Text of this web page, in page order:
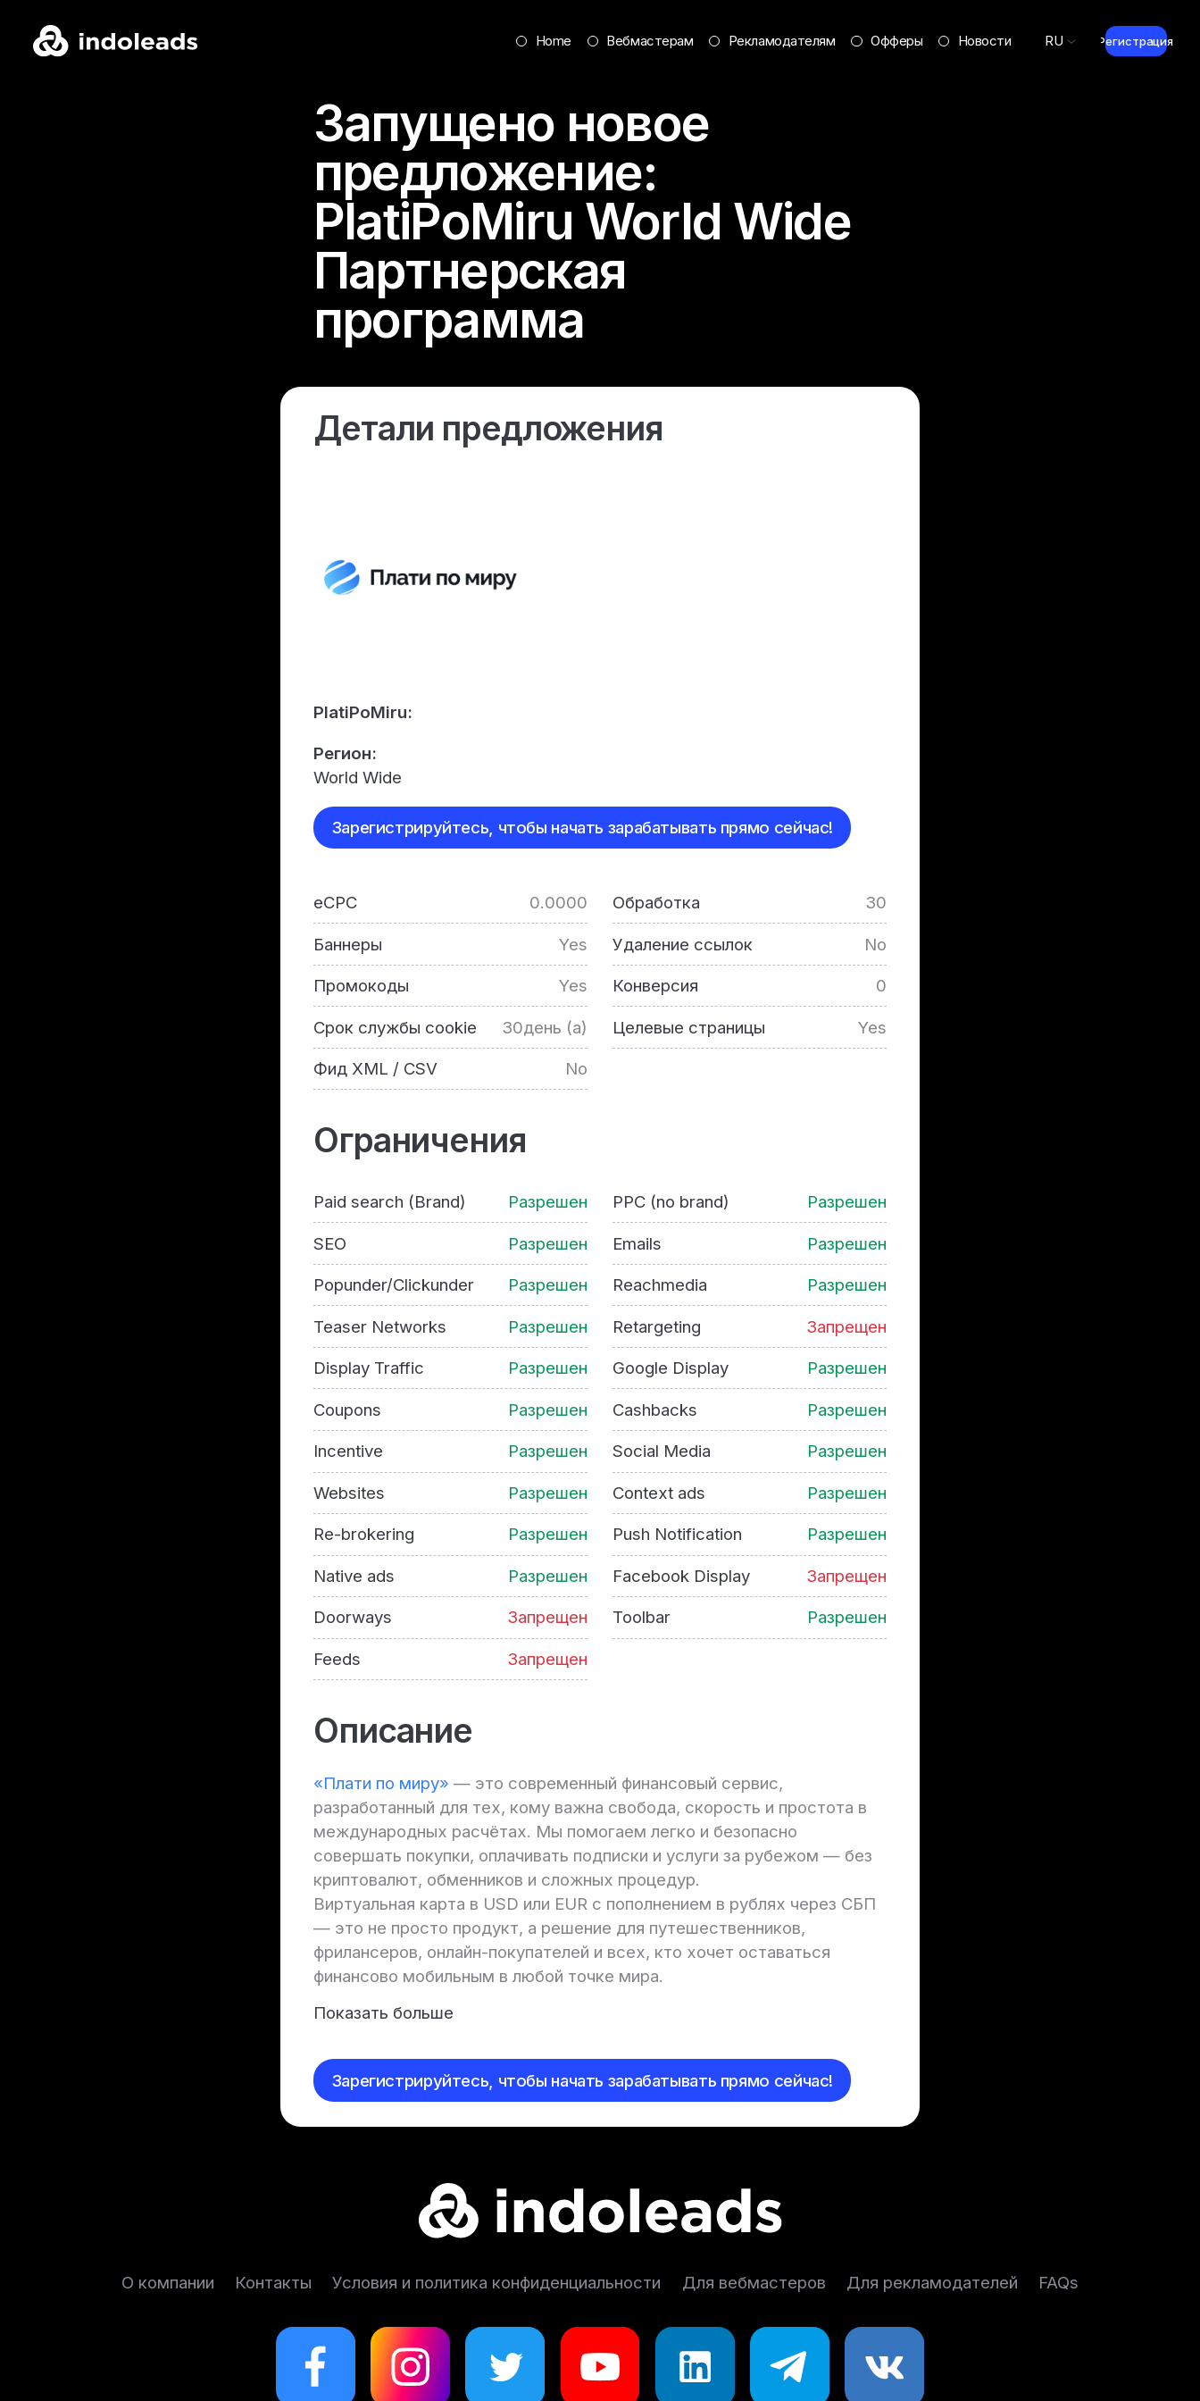
Home Вебмастерам Рекламодателям Офферы Новости RU Регистрация
Запущено новое
предложение:
PlatiPoMiru World Wide
Партнерская
программа
Детали предложения
PlatiPoMiru:
Регион:
World Wide
Зарегистрируйтесь, чтобы начать зарабатывать прямо сейчас!
eCPC 0.0000 Обработка 30
Баннеры Yes Удаление ссылок No
Промокоды Yes Конверсия 0
Срок службы cookie 30день (а) Целевые страницы Yes
Фид XML / CSV No
Ограничения
Paid search (Brand) Разрешен PPC (no brand) Разрешен
SEO Разрешен Emails Разрешен
Popunder/Clickunder Разрешен Reachmedia Разрешен
Teaser Networks Разрешен Retargeting Запрещен
Display Traffic Разрешен Google Display Разрешен
Coupons Разрешен Cashbacks Разрешен
Incentive Разрешен Social Media Разрешен
Websites Разрешен Context ads Разрешен
Re-brokering Разрешен Push Notification Разрешен
Native ads Разрешен Facebook Display Запрещен
Doorways Запрещен Toolbar Разрешен
Feeds Запрещен
Описание
«Плати по миру» — это современный финансовый сервис,
разработанный для тех, кому важна свобода, скорость и простота в
международных расчётах. Мы помогаем легко и безопасно
совершать покупки, оплачивать подписки и услуги за рубежом — без
криптовалют, обменников и сложных процедур.
Виртуальная карта в USD или EUR с пополнением в рублях через СБП
— это не просто продукт, а решение для путешественников,
фрилансеров, онлайн-покупателей и всех, кто хочет оставаться
финансово мобильным в любой точке мира.
Показать больше
Зарегистрируйтесь, чтобы начать зарабатывать прямо сейчас!
О компании Контакты Условия и политика конфиденциальности Для вебмастеров Для рекламодателей FAQs